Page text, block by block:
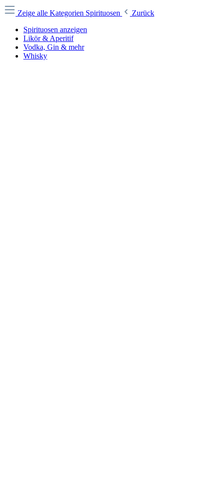
Zeige alle Kategorien Spirituosen
Zurück
Spirituosen anzeigen
Likör & Aperitif
Vodka, Gin & mehr
Whisky